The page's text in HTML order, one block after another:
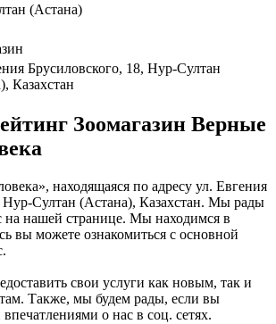
(Астана)
Брусиловского, 18, Нур-Султан
Казахстан
Зоомагазин Верные
находящаяся по адресу ул. Евгения
Нур-Султан (Астана), Казахстан. Мы рады
на нашей странице. Мы находимся в
вы можете ознакомиться с основной
свои услуги как новым, так и
Также, мы будем рады, если вы
о нас в соц. сетях.